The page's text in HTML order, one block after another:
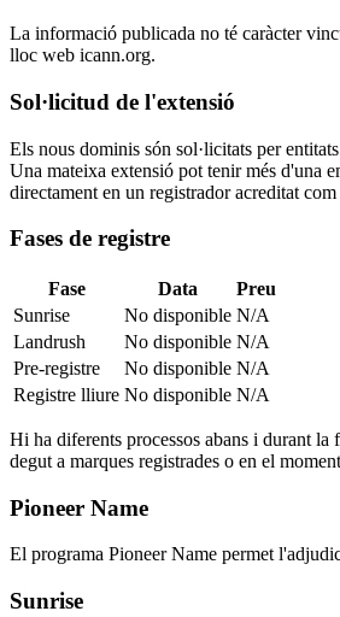
La informació publicada no té caràcter
lloc web icann.org.
Sol·licitud de l'extensió
Els nous dominis són sol·licitats per
Una mateixa extensió pot tenir més d'una
directament en un registrador acreditat
Fases de registre
Fase Data
Preu
Sunrise
No disponible N/A
Landrush
No disponible N/A
Pre-registre
No disponible N/A
Registre lliure No disponible N/A
Hi ha diferents processos abans i durant la
degut a marques registrades o en el
Pioneer Name
El programa Pioneer Name permet
Sunrise